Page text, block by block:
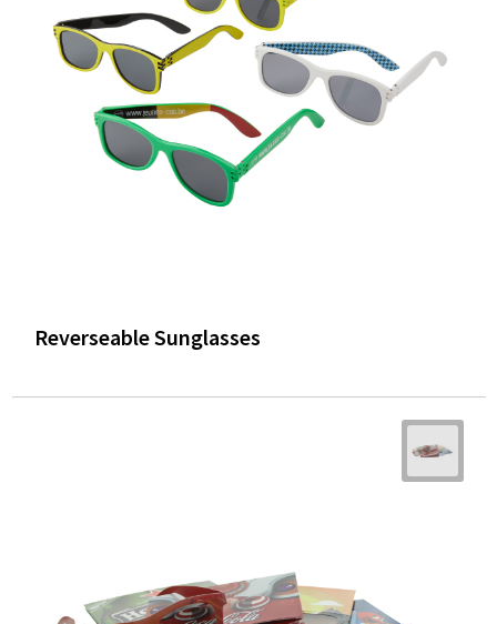
Reverseable Sunglasses